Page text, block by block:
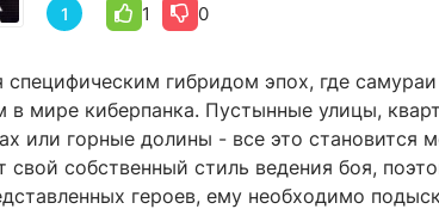
1 1 0
специфическим гибридом эпох, где
в мире киберпанка. Пустынные улицы,
или горные долины - все это становится
собственный стиль ведения боя,
героев, ему необходимо